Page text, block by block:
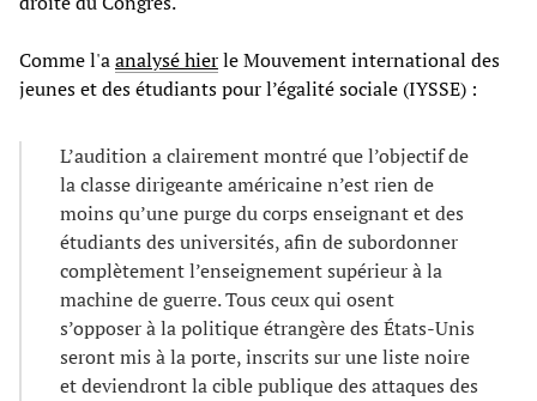
Comme l'aanalysé hierle Mouvement international des
jeunes et des étudiants pour l’égalité sociale (IYSSE) :
L’audition a clairement montré que l’objectif de
la classe dirigeante américaine n’est rien de
moins qu’une purge du corps enseignant et des
étudiants des universités, afin de subordonner
complètement l’enseignement supérieur à la
machine de guerre. Tous ceux qui osent
s’opposer à la politique étrangère des États-Unis
seront mis à la porte, inscrits sur une liste noire
et deviendront la cible publique des attaques des